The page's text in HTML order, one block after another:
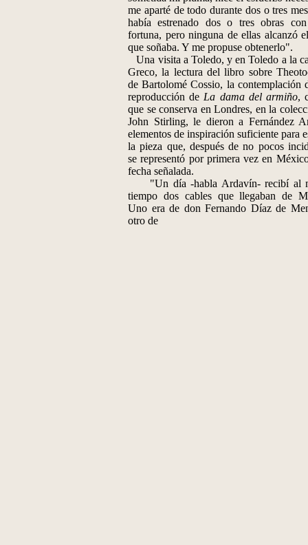
me aparté de todo durante dos o tres
había estrenado dos o tres obras
fortuna, pero ninguna de ellas alcanzó
que soñaba. Y me propuse obtenerlo".
Una visita a Toledo, y en Toledo a la
Greco, la lectura del libro sobre
de Bartolomé Cossio, la contemplación
reproducción de La dama del armiño,
que se conserva en Londres, en la
John Stirling, le dieron a Fernández
elementos de inspiración suficiente para
la pieza que, después de no pocos
se representó por primera vez en
fecha señalada.
"Un día -habla Ardavín- recibí al
tiempo dos cables que llegaban de
Uno era de don Fernando Díaz de
otro de